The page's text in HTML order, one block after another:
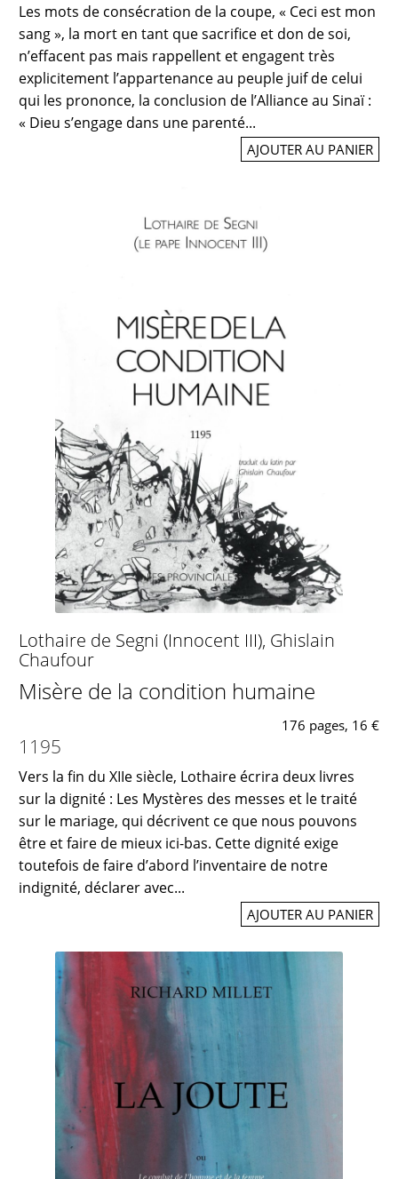
Les mots de consécration de la coupe, « Ceci est mon
sang », la mort en tant que sacrifice et don de soi,
n’effacent pas mais rappellent et engagent très
explicitement l’appartenance au peuple juif de celui
qui les prononce, la conclusion de l’Alliance au Sinaï :
« Dieu s’engage dans une parenté...
AJOUTER AU PANIER
Lothaire de Segni (Innocent III), Ghislain
Chaufour
Misère de la condition humaine
176 pages, 16 €
1195
Vers la fin du XIIe siècle, Lothaire écrira deux livres
sur la dignité : Les Mystères des messes et le traité
sur le mariage, qui décrivent ce que nous pouvons
être et faire de mieux ici-bas. Cette dignité exige
toutefois de faire d’abord l’inventaire de notre
indignité, déclarer avec...
AJOUTER AU PANIER